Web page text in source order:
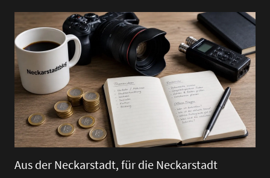
Aus der Neckarstadt, für die Neckarstadt